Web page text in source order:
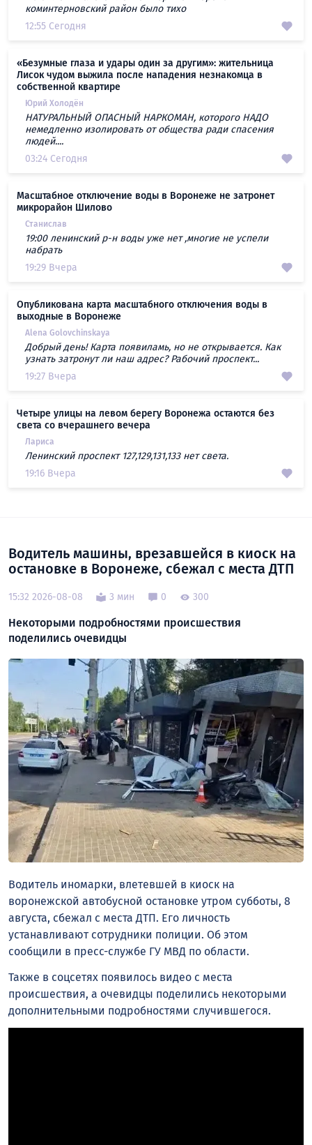
коминтерновский район было тихо
12:55 Сегодня
«Безумные глаза и удары один за другим»: жительница
Лисок чудом выжила после нападения незнакомца в
собственной квартире
Юрий Холодён
НАТУРАЛЬНЫЙ ОПАСНЫЙ НАРКОМАН, которого НАДО
немедленно изолировать от общества ради спасения
людей....
03:24 Сегодня
Масштабное отключение воды в Воронеже не затронет
микрорайон Шилово
Станислав
19:00 ленинский р-н воды уже нет ,многие не успели
набрать
19:29 Вчера
Опубликована карта масштабного отключения воды в
выходные в Воронеже
Alena Golovchinskaya
Добрый день! Карта появиламь, но не открывается. Как
узнать затронут ли наш адрес? Рабочий проспект...
19:27 Вчера
Четыре улицы на левом берегу Воронежа остаются без
света со вчерашнего вечера
Лариса
Ленинский проспект 127,129,131,133 нет света.
19:16 Вчера
Водитель машины, врезавшейся в киоск на
остановке в Воронеже, сбежал с места ДТП
15:32 2026-08-08 3 мин 0 300
Некоторыми подробностями происшествия
поделились очевидцы
Водитель иномарки, влетевшей в киоск на
воронежской автобусной остановке утром субботы, 8
августа, сбежал с места ДТП. Его личность
устанавливают сотрудники полиции. Об этом
сообщили в пресс-службе ГУ МВД по области.
Также в соцсетях появилось видео с места
происшествия, а очевидцы поделились некоторыми
дополнительными подробностями случившегося.